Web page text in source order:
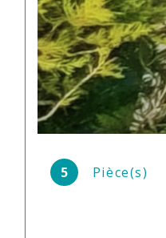
5 Pièce(s)